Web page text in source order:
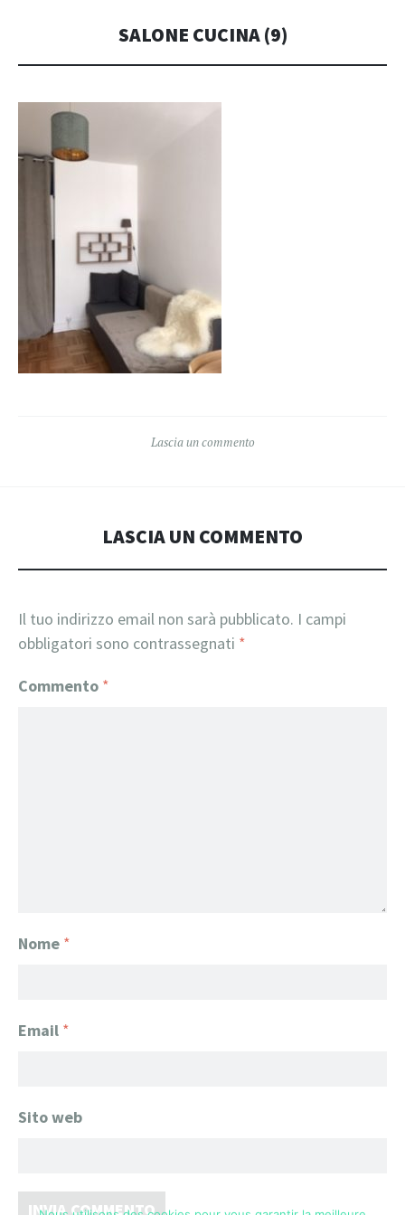
SALONE CUCINA (9)
Lascia un commento
LASCIA UN COMMENTO
Il tuo indirizzo email non sarà pubblicato. I campi
obbligatori sono contrassegnati *
Commento *
Nome *
Email *
Sito web